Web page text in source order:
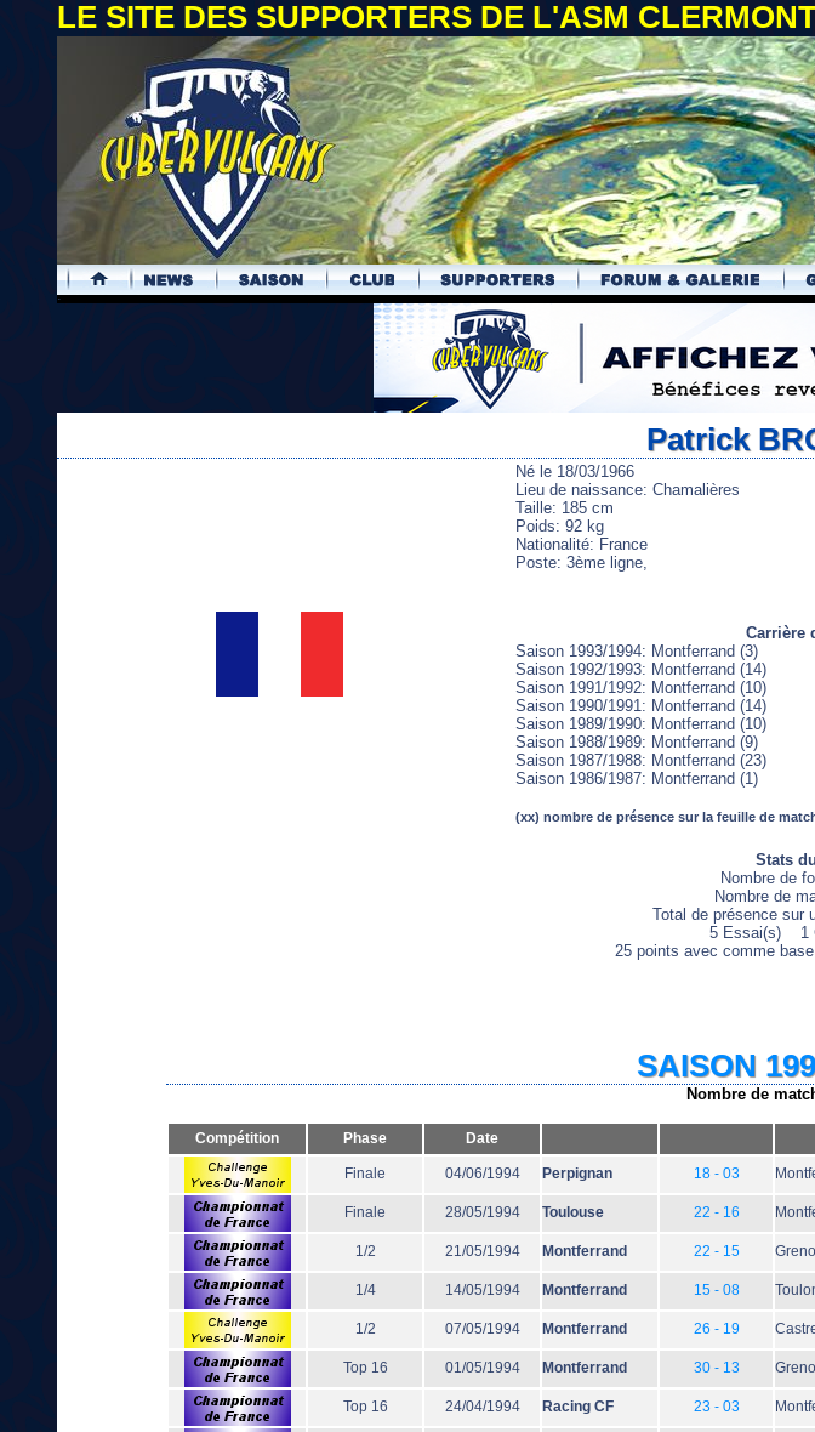
LE SITE DES SUPPORTERS DE L'ASM
.
Patrick
Né le 18/03/1966
Lieu de naissance: Chamalières
Taille: 185 cm
Poids: 92 kg
Nationalité: France
Poste: 3ème ligne,
Carrière
Saison 1993/1994: Montferrand (3)
Saison 1992/1993: Montferrand (14)
Saison 1991/1992: Montferrand (10)
Saison 1990/1991: Montferrand (14)
Saison 1989/1990: Montferrand (10)
Saison 1988/1989: Montferrand (9)
Saison 1987/1988: Montferrand (23)
Saison 1986/1987: Montferrand (1)
(xx) nombre de présence sur la feuille de
Stats
Nombre de
Nombre de
Total de présence sur
5 Essai(s) 1
25 points avec comme
SAISON
Nombre de
Compétition Phase Date
Finale 04/06/1994 Perpignan 18 - 03
Finale 28/05/1994 Toulouse 22 - 16
1/2 21/05/1994 Montferrand 22 - 15
1/4 14/05/1994 Montferrand 15 - 08
1/2 07/05/1994 Montferrand 26 - 19
Top 16 01/05/1994 Montferrand 30 - 13
Top 16 24/04/1994 Racing CF 23 - 03